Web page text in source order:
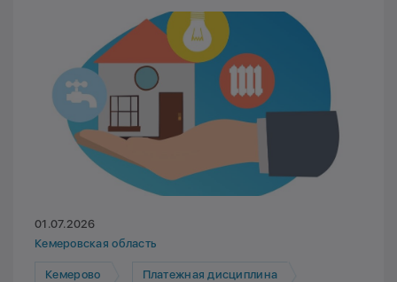
01.07.2026
Кемеровская область
Кемерово Платежная дисциплина